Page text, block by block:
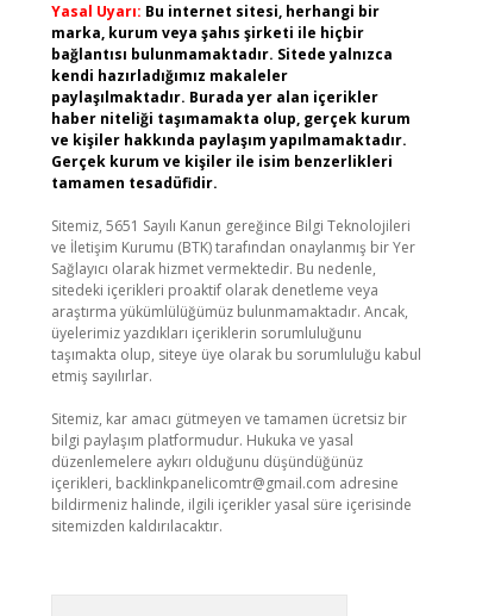
Yasal Uyarı: Bu internet sitesi, herhangi bir
marka, kurum veya şahıs şirketi ile hiçbir
bağlantısı bulunmamaktadır. Sitede yalnızca
kendi hazırladığımız makaleler
paylaşılmaktadır. Burada yer alan içerikler
haber niteliği taşımamakta olup, gerçek kurum
ve kişiler hakkında paylaşım yapılmamaktadır.
Gerçek kurum ve kişiler ile isim benzerlikleri
tamamen tesadüfidir.
Sitemiz, 5651 Sayılı Kanun gereğince Bilgi Teknolojileri
ve İletişim Kurumu (BTK) tarafından onaylanmış bir Yer
Sağlayıcı olarak hizmet vermektedir. Bu nedenle,
sitedeki içerikleri proaktif olarak denetleme veya
araştırma yükümlülüğümüz bulunmamaktadır. Ancak,
üyelerimiz yazdıkları içeriklerin sorumluluğunu
taşımakta olup, siteye üye olarak bu sorumluluğu kabul
etmiş sayılırlar.
Sitemiz, kar amacı gütmeyen ve tamamen ücretsiz bir
bilgi paylaşım platformudur. Hukuka ve yasal
düzenlemelere aykırı olduğunu düşündüğünüz
içerikleri, backlinkpanelicomtr@gmail.com adresine
bildirmeniz halinde, ilgili içerikler yasal süre içerisinde
sitemizden kaldırılacaktır.